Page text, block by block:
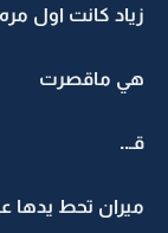
زياد كانت اول
هي ماقصرت
قـ..
ميران تحط يدها